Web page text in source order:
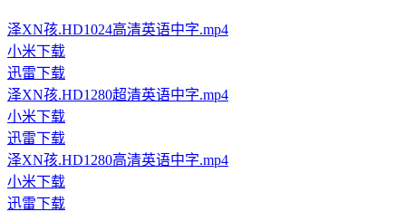
泽XN孩.HD1024高清英语中字.mp4
小米下载
迅雷下载
泽XN孩.HD1280超清英语中字.mp4
小米下载
迅雷下载
泽XN孩.HD1280高清英语中字.mp4
小米下载
迅雷下载